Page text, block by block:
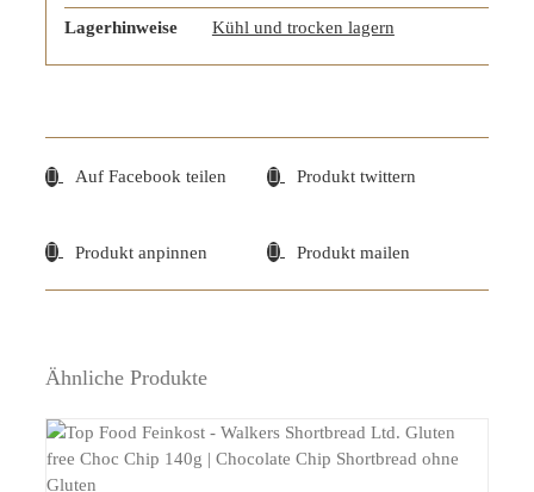
Lagerhinweise Kühl und trocken lagern
Auf Facebook teilen Produkt twittern
Produkt anpinnen Produkt mailen
Ähnliche Produkte